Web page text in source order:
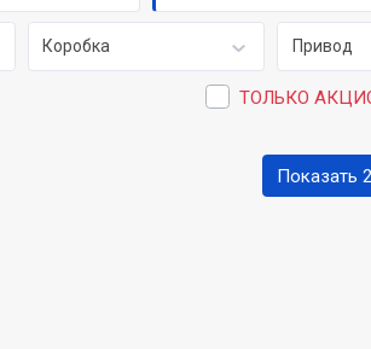
Коробка Привод
ТОЛЬКО
Показать